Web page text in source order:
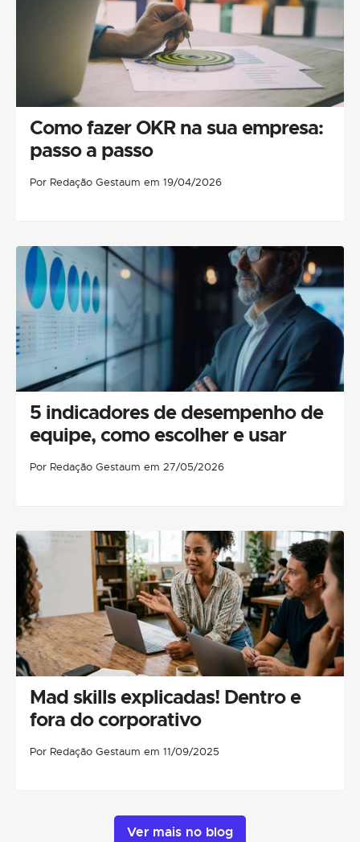
Como fazer OKR na sua empresa:
passo a passo
Por Redação Gestaum em 19/04/2026
5 indicadores de desempenho de
equipe, como escolher e usar
Por Redação Gestaum em 27/05/2026
Mad skills explicadas! Dentro e
fora do corporativo
Por Redação Gestaum em 11/09/2025
Ver mais no blog